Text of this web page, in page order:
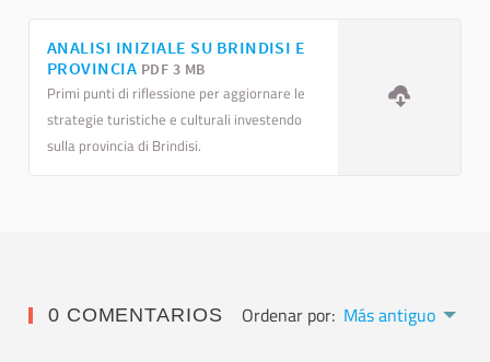
ANALISI INIZIALE SU BRINDISI E
PROVINCIA PDF 3 MB
Primi punti di riflessione per aggiornare le
strategie turistiche e culturali investendo
sulla provincia di Brindisi.
0 COMENTARIOS Ordenar por: Más antiguo